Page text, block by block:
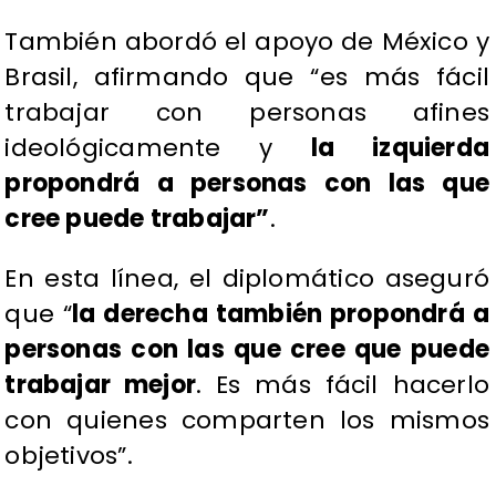
También abordó el apoyo de México y
Brasil, afirmando que “es más fácil
trabajar con personas afines
ideológicamente y la izquierda
propondrá a personas con las que
cree puede trabajar”.
En esta línea, el diplomático aseguró
que “la derecha también propondrá a
personas con las que cree que puede
trabajar mejor. Es más fácil hacerlo
con quienes comparten los mismos
objetivos”.